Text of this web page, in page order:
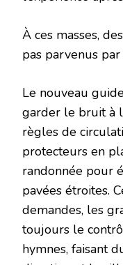
À ces masses,
pas parvenus
Le nouveau
garder le bruit à
règles de
protecteurs en
randonnée pour
pavées étroites.
demandes, les
toujours le
hymnes, faisant